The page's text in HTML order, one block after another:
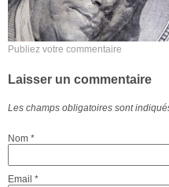
Publiez votre commentaire
Laisser un commentaire
Les champs obligatoires sont
Nom *
Email *